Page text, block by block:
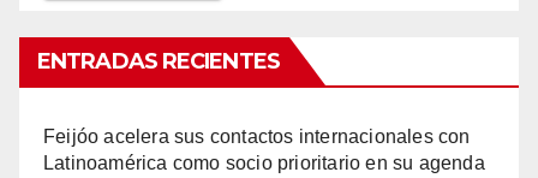
ENTRADAS RECIENTES
Feijóo acelera sus contactos internacionales con
Latinoamérica como socio prioritario en su agenda